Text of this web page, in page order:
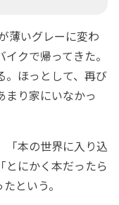
いグレーに変わ
クで帰ってきた。
。ほっとして、再び
り家にいなかっ
本の世界に入り込
とにかく本だったら
という。